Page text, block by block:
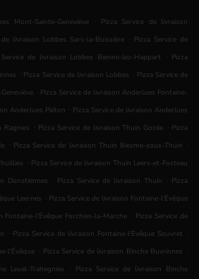
Mont-Sainte-Geneviève . Pizza Service de livraison
de livraison Lobbes Sars-la-Buissière . Pizza Service de
Service de livraison Lobbes Bienne-lez-Happart . Pizza
. Pizza Service de livraison Lobbes . Pizza Service de
. Pizza Service de livraison Anderlues Fontaine-
Anderlues Piéton . Pizza Service de livraison Anderlues
Ragnies . Pizza Service de livraison Thuin Gozée . Pizza
. Pizza Service de livraison Thuin Biesme-sous-Thuin .
. Pizza Service de livraison Thuin Leers-et-Fosteau
Donstiennes . Pizza Service de livraison Thuin . Pizza
Leernes . Pizza Service de livraison Fontaine-l'Évêque
Fontaine-l'Évêque Forchies-la-Marche . Pizza Service de
. Pizza Service de livraison Fontaine-l'Évêque Souvret .
l'Évêque . Pizza Service de livraison Binche Buvrinnes .
Leval-Trahegnies
. Pizza Service de livraison Binche